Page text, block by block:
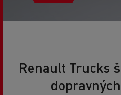
Renault Trucks